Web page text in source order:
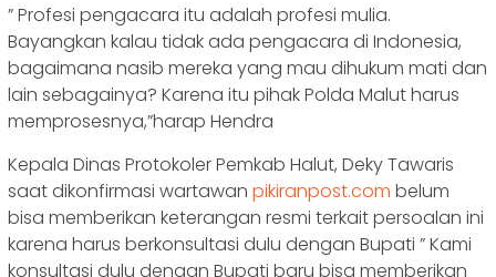
” Profesi pengacara itu adalah profesi mulia.
Bayangkan kalau tidak ada pengacara di Indonesia,
bagaimana nasib mereka yang mau dihukum mati dan
lain sebagainya? Karena itu pihak Polda Malut harus
memprosesnya,”harap Hendra
Kepala Dinas Protokoler Pemkab Halut, Deky Tawaris
saat dikonfirmasi wartawan pikiranpost.com belum
bisa memberikan keterangan resmi terkait persoalan ini
karena harus berkonsultasi dulu dengan Bupati ” Kami
konsultasi dulu dengan Bupati baru bisa memberikan